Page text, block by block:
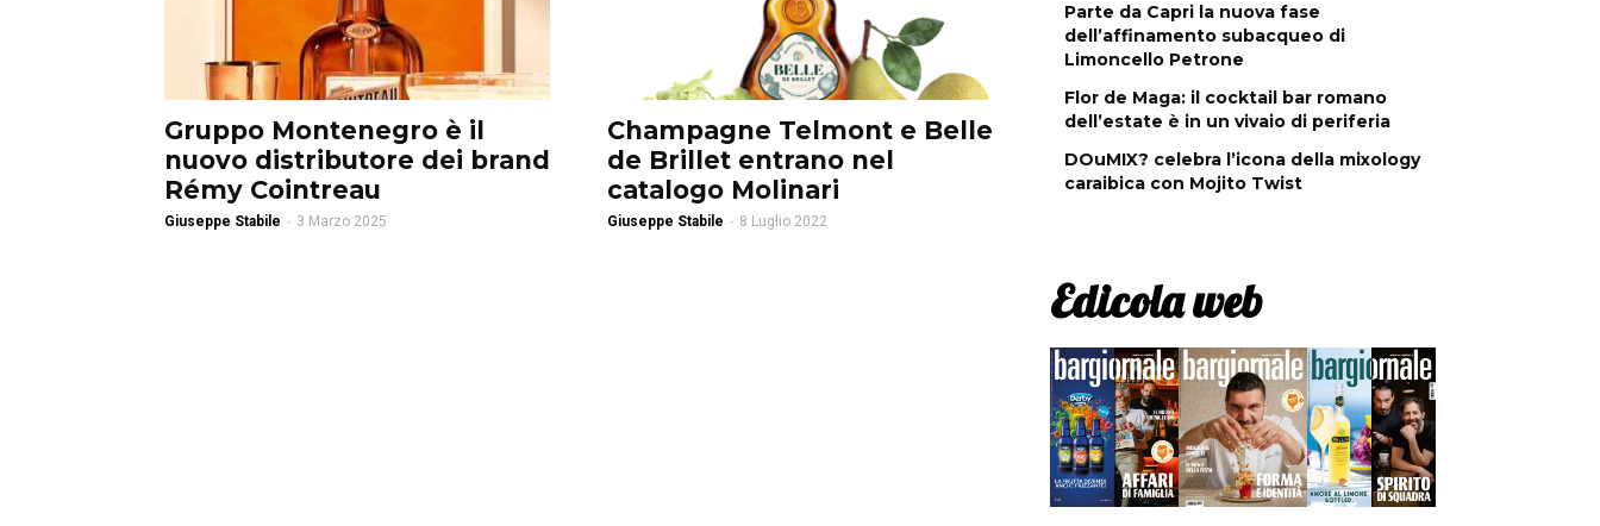
Gruppo Montenegro è il
nuovo distributore dei brand
Rémy Cointreau
Giuseppe Stabile - 3 Marzo 2025
Champagne Telmont e Belle
de Brillet entrano nel
catalogo Molinari
Giuseppe Stabile - 8 Luglio 2022
Parte da Capri la nuova fase
dell’affinamento subacqueo di
Limoncello Petrone
Flor de Maga: il cocktail bar romano
dell’estate è in un vivaio di periferia
DOuMIX? celebra l’icona della mixology
caraibica con Mojito Twist
Edicola web